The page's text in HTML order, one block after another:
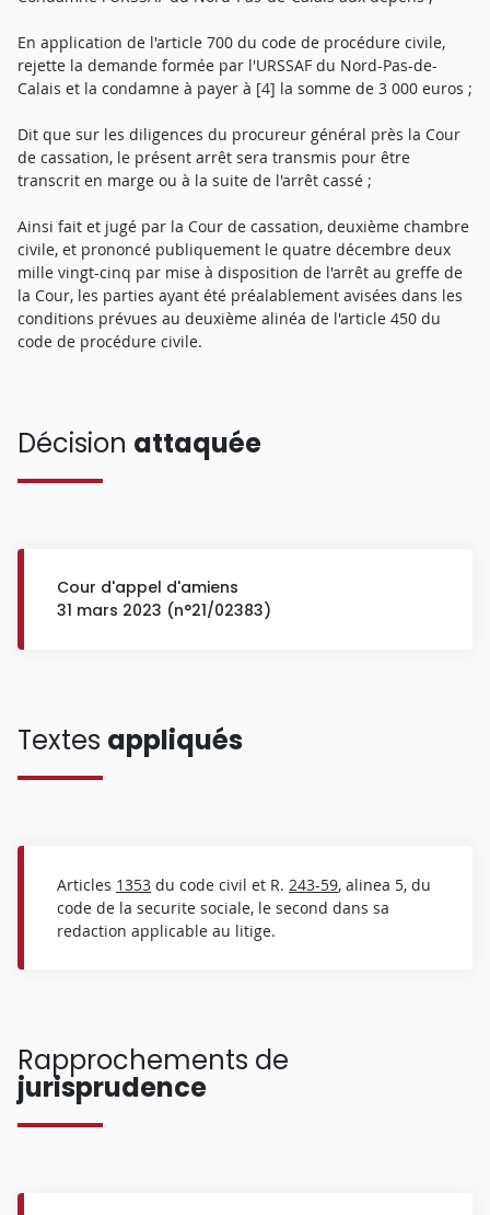
En application de l'article 700 du code de procédure civile,
rejette la demande formée par l'URSSAF du Nord-Pas-de-
Calais et la condamne à payer à [4] la somme de 3 000 euros ;
Dit que sur les diligences du procureur général près la Cour
de cassation, le présent arrêt sera transmis pour être
transcrit en marge ou à la suite de l'arrêt cassé ;
Ainsi fait et jugé par la Cour de cassation, deuxième chambre
civile, et prononcé publiquement le quatre décembre deux
mille vingt-cinq par mise à disposition de l'arrêt au greffe de
la Cour, les parties ayant été préalablement avisées dans les
conditions prévues au deuxième alinéa de l'article 450 du
code de procédure civile.
Décision attaquée
Cour d'appel d'amiens
31 mars 2023 (n°21/02383)
Textes appliqués
Articles 1353 du code civil et R. 243-59, alinea 5, du
code de la securite sociale, le second dans sa
redaction applicable au litige.
Rapprochements de
jurisprudence